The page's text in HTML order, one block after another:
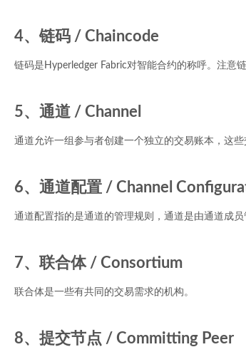
4、链码 / Chaincode
链码是Hyperledger Fabric对智能合约的称呼。注意
5、通道 / Channel
通道允许一组参与者创建一个独立的交易账本，这些
6、通道配置 / Channel
通道配置指的是通道的管理规则，通道是由通道成
7、联合体 / Consortium
联合体是一些有共同的交易需求的机构。
8、提交节点 / Committing Peer